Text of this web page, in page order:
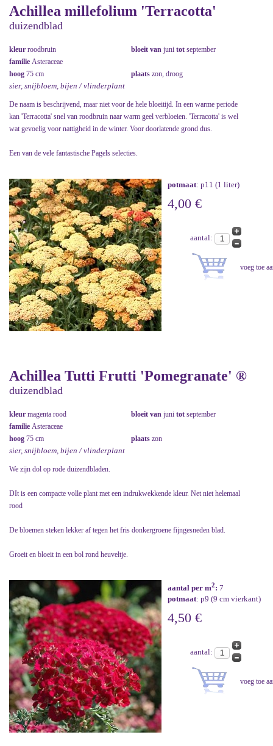
Achillea millefolium 'Terracotta'
duizendblad
kleur roodbruin bloeit van juni tot september
familie Asteraceae
hoog 75 cm plaats zon, droog
sier, snijbloem, bijen / vlinderplant
De naam is beschrijvend, maar niet voor de hele bloeitijd. In een warme periode
kan 'Terracotta' snel van roodbruin naar warm geel verbloeien. 'Terracotta' is wel
wat gevoelig voor nattigheid in de winter. Voor doorlatende grond dus.
Een van de vele fantastische Pagels selecties.
potmaat: p11 (1 liter)
4,00 €
aantal:
Achillea Tutti Frutti 'Pomegranate' ®
duizendblad
kleur magenta rood bloeit van juni tot september
familie Asteraceae
hoog 75 cm plaats zon
sier, snijbloem, bijen / vlinderplant
We zijn dol op rode duizendbladen.
DIt is een compacte volle plant met een indrukwekkende kleur. Net niet helemaal
rood
De bloemen steken lekker af tegen het fris donkergroene fijngesneden blad.
Groeit en bloeit in een bol rond heuveltje.
aantal per m2: 7
potmaat: p9 (9 cm vierkant)
4,50 €
aantal: